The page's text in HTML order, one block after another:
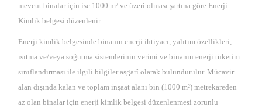
mevcut binalar için ise 1000 m² ve üzeri olması şartına göre Enerji
Kimlik belgesi düzenlenir.
Enerji kimlik belgesinde binanın enerji ihtiyacı, yalıtım özellikleri,
ısıtma ve/veya soğutma sistemlerinin verimi ve binanın enerji tüketim
sınıflandırması ile ilgili bilgiler asgarî olarak bulundurulur. Mücavir
alan dışında kalan ve toplam inşaat alanı bin (1000 m²) metrekareden
az olan binalar için enerji kimlik belgesi düzenlenmesi zorunlu